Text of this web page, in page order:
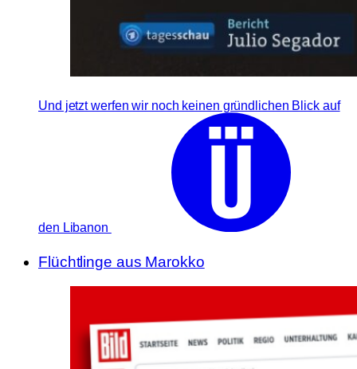
Und jetzt werfen wir noch keinen gründlichen Blick auf
den Libanon
Flüchtlinge aus Marokko